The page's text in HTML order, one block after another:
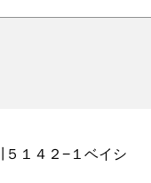
１４２−１ベイシ